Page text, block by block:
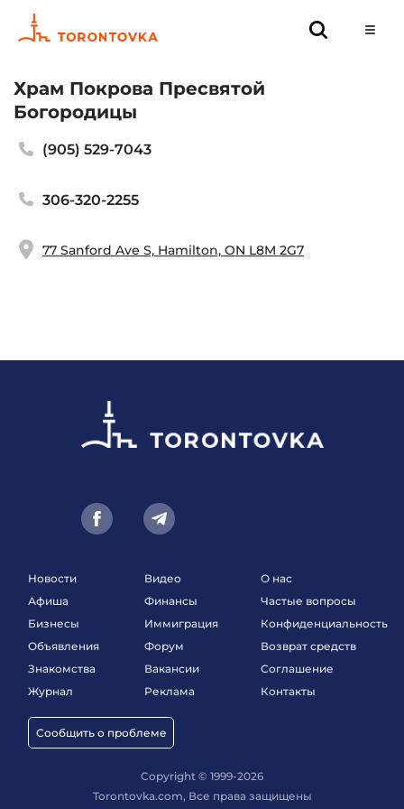
Храм Покрова Пресвятой
Богородицы
(905) 529-7043
306-320-2255
77 Sanford Ave S, Hamilton, ON L8M 2G7
Новости
Афиша
Бизнесы
Объявления
Знакомства
Журнал
Сообщить о проблеме
Видео
Финансы
Иммиграция
Форум
Вакансии
Реклама
О нас
Частые вопросы
Конфиденциальность
Возврат средств
Соглашение
Контакты
Copyright © 1999-2026
Torontovka.com, Все права защищены